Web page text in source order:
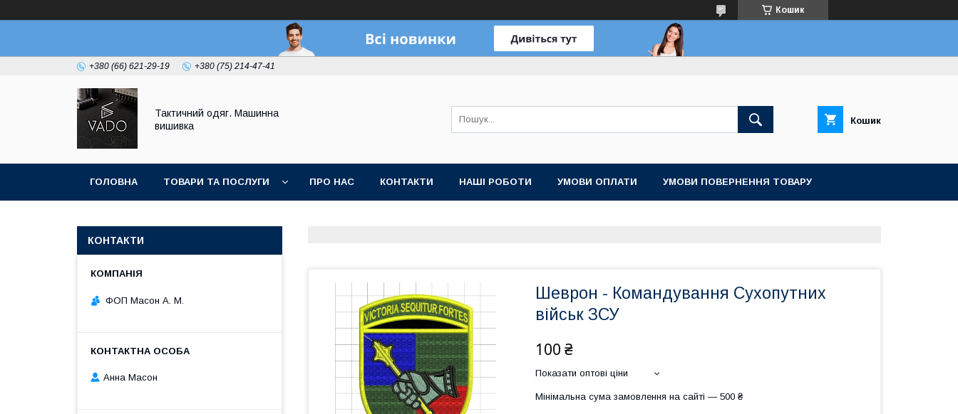
Кошик
+380 (66) 621-29-19 +380 (75) 214-47-41
Тактичний одяг. Машинна
вишивка
Кошик
ГОЛОВНА ТОВАРИ ТА ПОСЛУГИ ПРО НАС КОНТАКТИ НАШІ РОБОТИ УМОВИ ОПЛАТИ УМОВИ ПОВЕРНЕННЯ ТОВАРУ
Шеврон - Командування Сухопутних
військ ЗСУ
100 ₴
Показати оптові ціни
Мінімальна сума замовлення на сайті — 500 ₴
КОНТАКТИ
ФОП Масон А. М.
Анна Масон